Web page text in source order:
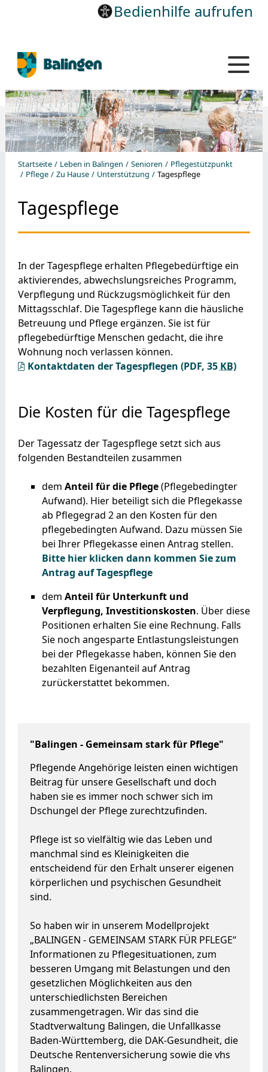
Bedienhilfe aufrufen
Startseite Leben in Balingen Senioren
Pflegestützpunkt
Pflege
Zu Hause Unterstützung Tagespflege
"Balingen - Gemeinsam stark für Pflege"
Pflegende Angehörige leisten einen wichtigen
Beitrag für unsere Gesellschaft und doch
haben sie es immer noch schwer sich im
Dschungel der Pflege zurechtzufinden.
Pflege ist so vielfältig wie das Leben und
manchmal sind es Kleinigkeiten die
entscheidend für den Erhalt unserer eigenen
körperlichen und psychischen Gesundheit
sind.
So haben wir in unserem Modellprojekt
„BALINGEN - GEMEINSAM STARK FÜR PFLEGE“
Informationen zu Pflegesituationen, zum
besseren Umgang mit Belastungen und den
gesetzlichen Möglichkeiten aus den
unterschiedlichsten Bereichen
zusammengetragen. Wir das sind die
Stadtverwaltung Balingen, die Unfallkasse
Baden-Württemberg, die DAK-Gesundheit, die
Deutsche Rentenversicherung sowie die vhs
Balingen.
Tagespflege
In der Tagespflege erhalten Pflegebedürftige ein
aktivierendes, abwechslungsreiches Programm,
Verpflegung und Rückzugsmöglichkeit für den
Mittagsschlaf. Die Tagespflege kann die häusliche
Betreuung und Pflege ergänzen. Sie ist für
pflegebedürftige Menschen gedacht, die ihre
Wohnung noch verlassen können.
Kontaktdaten der Tagespflegen (PDF, 35 KB)
Die Kosten für die Tagespflege
Der Tagessatz der Tagespflege setzt sich aus
folgenden Bestandteilen zusammen
dem Anteil für die Pflege(Pflegebedingter
Aufwand). Hier beteiligt sich die Pflegekasse
ab Pflegegrad 2 an den Kosten für den
pflegebedingten Aufwand. Dazu müssen Sie
bei Ihrer Pflegekasse einen Antrag stellen.
Bitte hier klicken dann kommen Sie zum
Antrag auf Tagespflege
dem Anteil für Unterkunft und
Verpflegung, Investitionskosten. Über diese
Positionen erhalten Sie eine Rechnung. Falls
Sie noch angesparte Entlastungsleistungen
bei der Pflegekasse haben, können Sie den
bezahlten Eigenanteil auf Antrag
zurückerstattet bekommen.